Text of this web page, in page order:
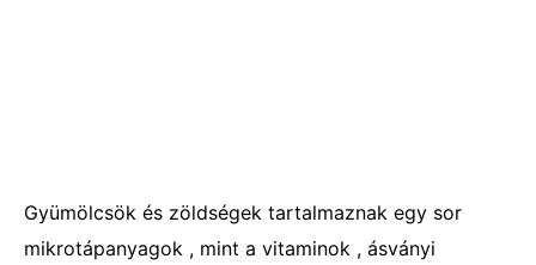
Gyümölcsök és zöldségek tartalmaznak egy sor
mikrotápanyagok , mint a vitaminok , ásványi